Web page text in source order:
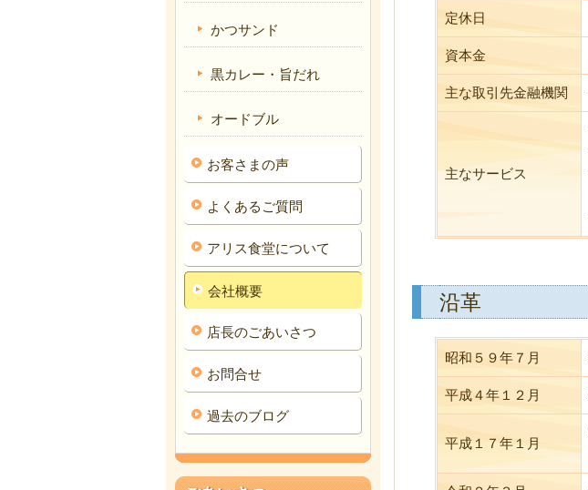
定休日
資本金
主な取引先金融機関
主なサービス
沿革
昭和５９年７月
平成４年１２月
平成１７年１月
かつサンド
黒カレー・旨だれ
オードブル
お客さまの声
よくあるご質問
アリス食堂について
会社概要
店長のごあいさつ
お問合せ
過去のブログ